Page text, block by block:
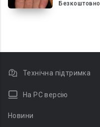
Безкоштовно
Технічна підтримка
На PC версію
Новини